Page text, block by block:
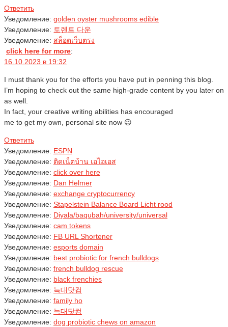
Ответить
Уведомление: golden oyster mushrooms edible
Уведомление: 토렌트 다운
Уведомление: สล็อตเว็บตรง
click here for more:
16.10.2023 в 19:32
I must thank you for the efforts you have put in penning this blog.
I’m hoping to check out the same high-grade content by you later on
as well.
In fact, your creative writing abilities has encouraged
me to get my own, personal site now 😉
Ответить
Уведомление: ESPN
Уведомление: ติดเน็ตบ้าน เอไอเอส
Уведомление: click over here
Уведомление: Dan Helmer
Уведомление: exchange cryptocurrency
Уведомление: Stapelstein Balance Board Licht rood
Уведомление: Diyala/baqubah/university/universal
Уведомление: cam tokens
Уведомление: FB URL Shortener
Уведомление: esports domain
Уведомление: best probiotic for french bulldogs
Уведомление: french bulldog rescue
Уведомление: black frenchies
Уведомление: 늑대닷컴
Уведомление: family ho
Уведомление: 늑대닷컴
Уведомление: dog probiotic chews on amazon